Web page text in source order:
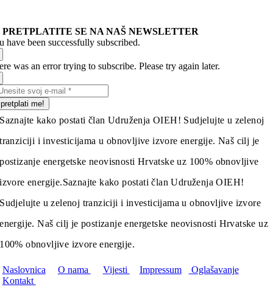
PRETPLATITE SE NA NAŠ NEWSLETTER
have been successfully subscribed.
was an error trying to subscribe. Please try again later.
pretplati me!
Saznajte kako postati član Udruženja OIEH! Sudjelujte u zelenoj
tranziciji i investicijama u obnovljive izvore energije. Naš cilj je
postizanje energetske neovisnosti Hrvatske uz 100% obnovljive
izvore energije.Saznajte kako postati član Udruženja OIEH!
Sudjelujte u zelenoj tranziciji i investicijama u obnovljive izvore
energije. Naš cilj je postizanje energetske neovisnosti Hrvatske uz
100% obnovljive izvore energije.
Naslovnica O nama Vijesti Impressum
Oglašavanje
Kontakt